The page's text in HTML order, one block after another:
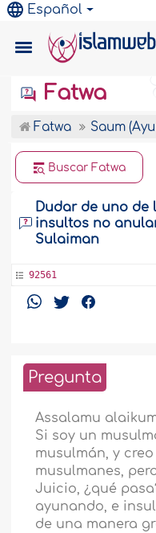
Español
Fatwa
Fatwa Saum
Buscar Fatwa
Dudar de uno de
insultos no
Sulaiman
92561
Pregunta
Assalamu
Si soy un
musulmán, y
musulmanes,
Juicio, ¿qué
ayunando, e
de una manera